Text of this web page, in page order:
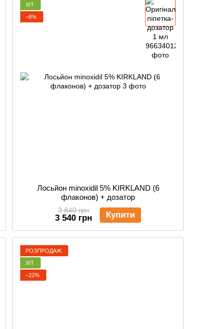
ХІТ
−8%
Лосьйон minoxidil 5% KIRKLAND (6
флаконов) + дозатор
3 840 грн
3 540 грн Купити
РОЗПРОДАЖ
ХІТ
−22%